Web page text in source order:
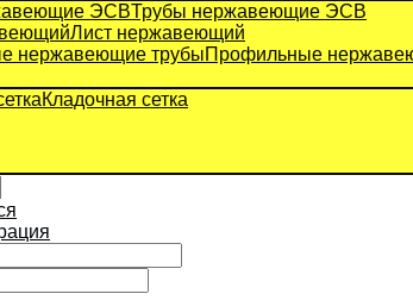
Трубы нержавеющие ЭСВ
Лист нержавеющий
Профильные
Кладочная сетка